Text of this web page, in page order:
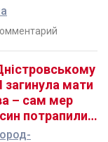
загинула мати
– сам мер
потрапили